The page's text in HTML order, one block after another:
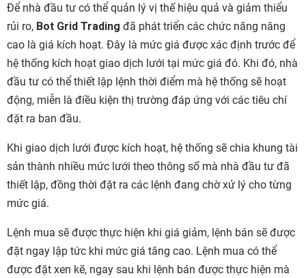
Để nhà đầu tư có thể quản lý vị thế hiệu quả và giảm thiểu
rủi ro, Bot Grid Trading đã phát triển các chức năng nâng
cao là giá kích hoạt. Đây là mức giá được xác định trước để
hệ thống kích hoạt giao dịch lưới tại mức giá đó. Khi đó, nhà
đầu tư có thể thiết lập lệnh thời điểm mà hệ thống sẽ hoạt
động, miễn là điều kiện thị trường đáp ứng với các tiêu chí
đặt ra ban đầu.
Khi giao dịch lưới được kích hoạt, hệ thống sẽ chia khung tài
sản thành nhiều mức lưới theo thông số mà nhà đầu tư đã
thiết lập, đồng thời đặt ra các lệnh đang chờ xử lý cho từng
mức giá.
Lệnh mua sẽ được thực hiện khi giá giảm, lệnh bán sẽ được
đặt ngay lập tức khi mức giá tăng cao. Lệnh mua có thể
được đặt xen kẽ, ngay sau khi lệnh bán được thực hiện mà